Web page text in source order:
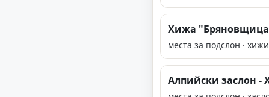
Хижа
места за подслон · хижи
Алпийски заслон -